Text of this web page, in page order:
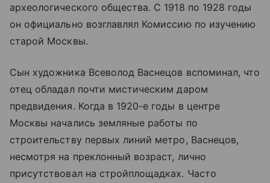
археологического общества. С 1918 по 1928 годы
он официально возглавлял Комиссию по изучению
старой Москвы.
Сын художника Всеволод Васнецов вспоминал, что
отец обладал почти мистическим даром
предвидения. Когда в 1920-е годы в центре
Москвы начались земляные работы по
строительству первых линий метро, Васнецов,
несмотря на преклонный возраст, лично
присутствовал на стройплощадках. Часто